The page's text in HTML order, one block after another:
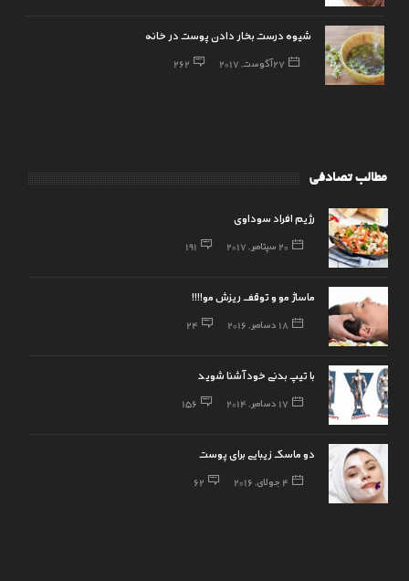
شیوه درست بخار دادن پوست در خانه
27 آگوست, 2017 262
مطالب تصادفی
رژیم افراد سوداوی
20 سپتامبر, 2017 191
ماساژ مو و توقف ریزش مو!!!!
18 دسامبر, 2016 24
با تیپ بدنی خود آشنا شوید
17 دسامبر, 2014 156
دو ماسک زیبایی برای پوست
4 جولای, 2016 62